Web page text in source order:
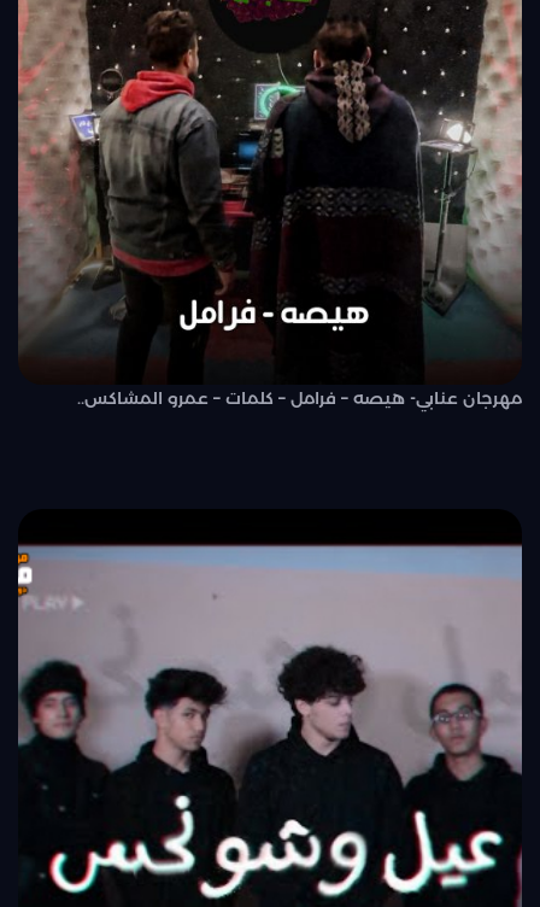
مهرجان عنابي- هيصه – فرامل – كلمات – عمرو المشاكس..